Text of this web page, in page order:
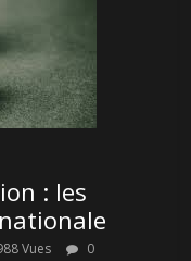
: les
Vues
0